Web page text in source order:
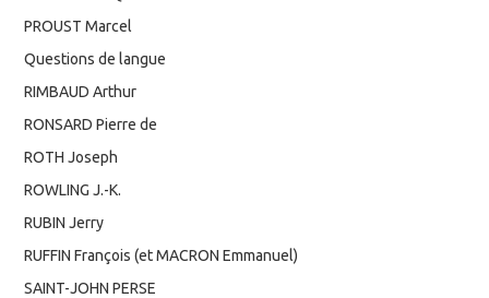
PROUST Marcel
Questions de langue
RIMBAUD Arthur
RONSARD Pierre de
ROTH Joseph
ROWLING J.-K.
RUBIN Jerry
RUFFIN François (et MACRON Emmanuel)
SAINT-JOHN PERSE